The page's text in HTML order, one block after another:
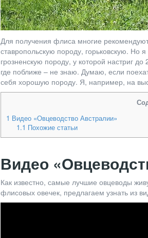
Для получения флиса многие
ставропольскую породу, горьковскую.
грозненскую породу, у которой настриг
где поближе – не знаю. Думаю, если
себя хорошую породу. Я, например, на
1 Видео «Овцеводство Австралии»
1.1 Похожие статьи
Видео
Как известно, самые лучшие овцеводы
флисовых овечек, предлагаем узнать из